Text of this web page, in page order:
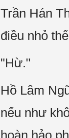
Trần Hán
điều nhỏ
"Hừ."
Hồ Lâm
nếu như
hoàn hảo